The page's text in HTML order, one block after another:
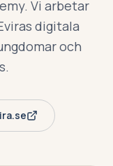
Vi arbetar
digitala
och